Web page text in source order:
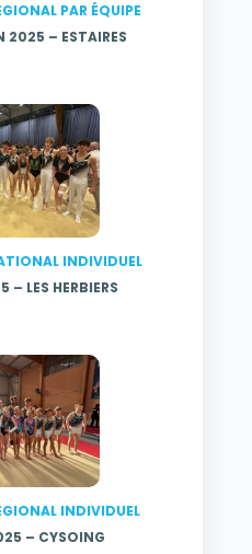
PAR ÉQUIPE
2025 – ESTAIRES
INDIVIDUEL
– LES HERBIERS
INDIVIDUEL
– CYSOING